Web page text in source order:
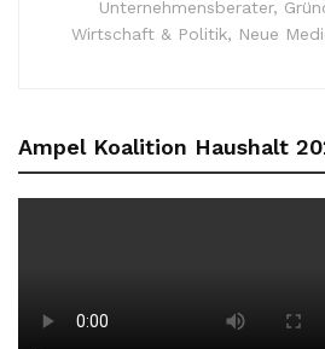
Unternehmensberater,
Wirtschaft & Politik, Neue
Ampel Koalition Haushalt